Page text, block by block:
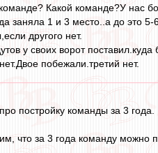
Какой команде?У нас
заняла 1 и 3 место..а до это
другого нет.
у своих ворот
побежали.третий нет.
постройку команды за 3 года.
что за 3 года команду можно